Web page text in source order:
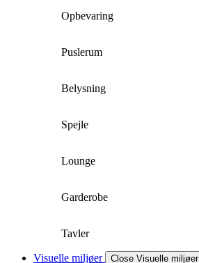
Opbevaring
Puslerum
Belysning
Spejle
Lounge
Garderobe
Tavler
Visuelle miljøer Close Visuelle miljøer